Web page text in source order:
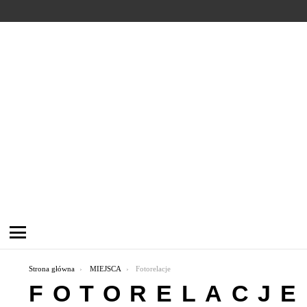
Jesteś tutaj:
Strona główna MIEJSCA Fotorelacje
FOTORELACJE